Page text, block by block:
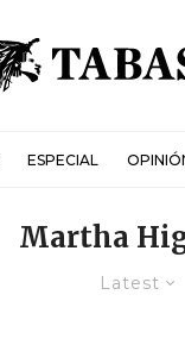
ESPECIAL
Martha
Latest